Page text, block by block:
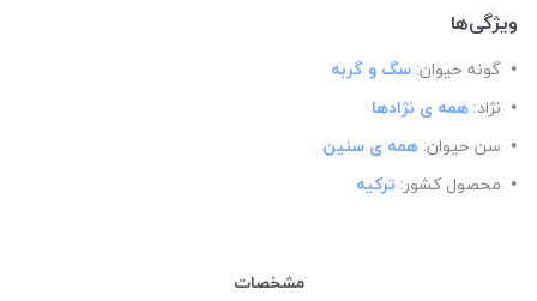
ویژگی‌ها
گونه حیوان: سگ و گربه
نژاد: همه ی نژادها
سن حیوان: همه ی سنین
محصول کشور: ترکیه
مشخصات